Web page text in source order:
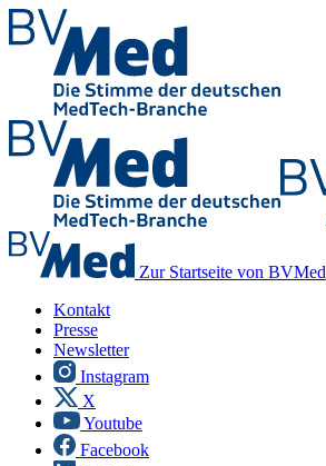
Zur Startseite von BVMed
Kontakt
Presse
Newsletter
Instagram
X
Youtube
Facebook